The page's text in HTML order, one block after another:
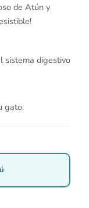
de Atún y
sistema digestivo
gato.